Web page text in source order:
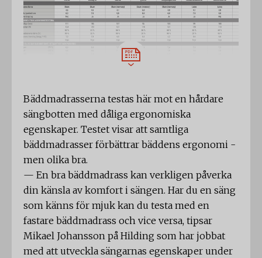
Bäddmadrasserna testas här mot en hårdare
sängbotten med dåliga ergonomiska
egenskaper. Testet visar att samtliga
bäddmadrasser förbättrar bäddens ergonomi -
men olika bra.
— En bra bäddmadrass kan verkligen påverka
din känsla av komfort i sängen. Har du en säng
som känns för mjuk kan du testa med en
fastare bäddmadrass och vice versa, tipsar
Mikael Johansson på Hilding som har jobbat
med att utveckla sängarnas egenskaper under